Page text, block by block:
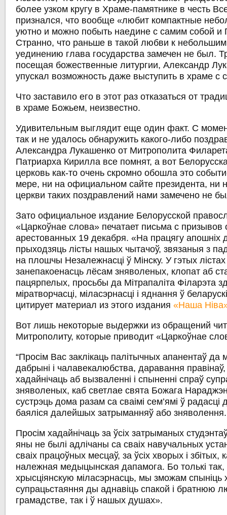
более узком кругу в Храме-памятнике в честь
признался, что вообще «любит компактные
уютно и можно побыть наедине с самим собой и
Странно, что раньше в такой любви к
уединению глава государства замечен не был.
посещая божественные литургии, Александр
упускал возможность даже выступить в храме с
Что заставило его в этот раз отказаться от
в храме Божьем, неизвестно.
Удивительным выглядит еще один факт. С
так и не удалось обнаружить какого-либо
Александра Лукашенко от Митрополита
Патриарха Кирилла все помнят, а вот
церковь как-то очень скромно обошла это
мере, ни на официальном сайте президента, ни
церкви таких поздравлений нами замечено не
Зато официальное издание Белорусской
«Царкоўнае слова» печатает письма с призывов
арестованных 19 декабря. «На працягу апошніх
прыходзяць лісты нашых чытачоў, звязаныя з
на плошчы Незалежнасці ў Мінску. У гэтых
занепакоенасць лёсам зняволеных, клопат аб
пацярпелых, просьбы да Мітрапаліта Філарэта
міратворчасці, міласэрнасці і яднання ў
цитирует материал из этого издания«Наша
Вот лишь некоторые выдержки из обращений
Митрополиту, которые приводит «Царкоўнае
“Просім Вас заклікаць палітычных апанентаў да
дабрыні і чалавекалюбства, даравання правінаў,
хадайнічаць аб вызваленні і спыненні спраў
зняволеных, каб светлае свята Божага
сустрэць дома разам са сваімі сем’ямі ў радасці
баяліся далейшых затрыманняў або зняволення.
Просім хадайнічаць за ўсіх затрыманых
яны не былі адлічаны са сваіх навучальных
сваіх працоўных месцаў, за ўсіх хворых і збітых,
належная медыцынская дапамога. Бо толькі
хрысціянскую міласэрнасць, мы зможам спыніць
супрацьстаяння ды аднавіць спакой і братнюю
грамадстве, так і ў нашых душах».